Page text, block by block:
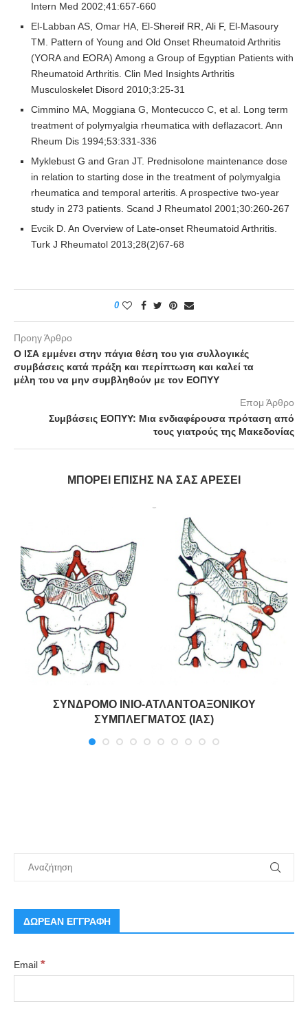
Intern Med 2002;41:657-660
El-Labban AS, Omar HA, El-Shereif RR, Ali F, El-Masoury
TM. Pattern of Young and Old Onset Rheumatoid Arthritis
(YORA and EORA) Among a Group of Egyptian Patients with
Rheumatoid Arthritis. Clin Med Insights Arthritis
Musculoskelet Disord 2010;3:25-31
Cimmino MA, Moggiana G, Montecucco C, et al. Long term
treatment of polymyalgia rheumatica with deflazacort. Ann
Rheum Dis 1994;53:331-336
Myklebust G and Gran JT. Prednisolone maintenance dose
in relation to starting dose in the treatment of polymyalgia
rheumatica and temporal arteritis. A prospective two-year
study in 273 patients. Scand J Rheumatol 2001;30:260-267
Evcik D. An Overview of Late-onset Rheumatoid Arthritis.
Turk J Rheumatol 2013;28(2)67-68
0
Προηγ Άρθρο
Ο ΙΣΑ εμμένει στην πάγια θέση του για συλλογικές
συμβάσεις κατά πράξη και περίπτωση και καλεί τα
μέλη του να μην συμβληθούν με τον ΕΟΠΥΥ
Επομ Άρθρο
Συμβάσεις ΕΟΠΥΥ: Μια ενδιαφέρουσα πρόταση από
τους γιατρούς της Μακεδονίας
ΜΠΟΡΕΊ ΕΠΊΣΗΣ ΝΑ ΣΑΣ ΑΡΈΣΕΙ
ΣΥΝΔΡΟΜΟ ΙΝΙΟ-ΑΤΛΑΝΤΟΑΞΟΝΙΚΟΥ
ΣΥΜΠΛΕΓΜΑΤΟΣ (ΙΑΣ)
ΔΩΡΕΑΝ ΕΓΓΡΑΦΗ
Email *